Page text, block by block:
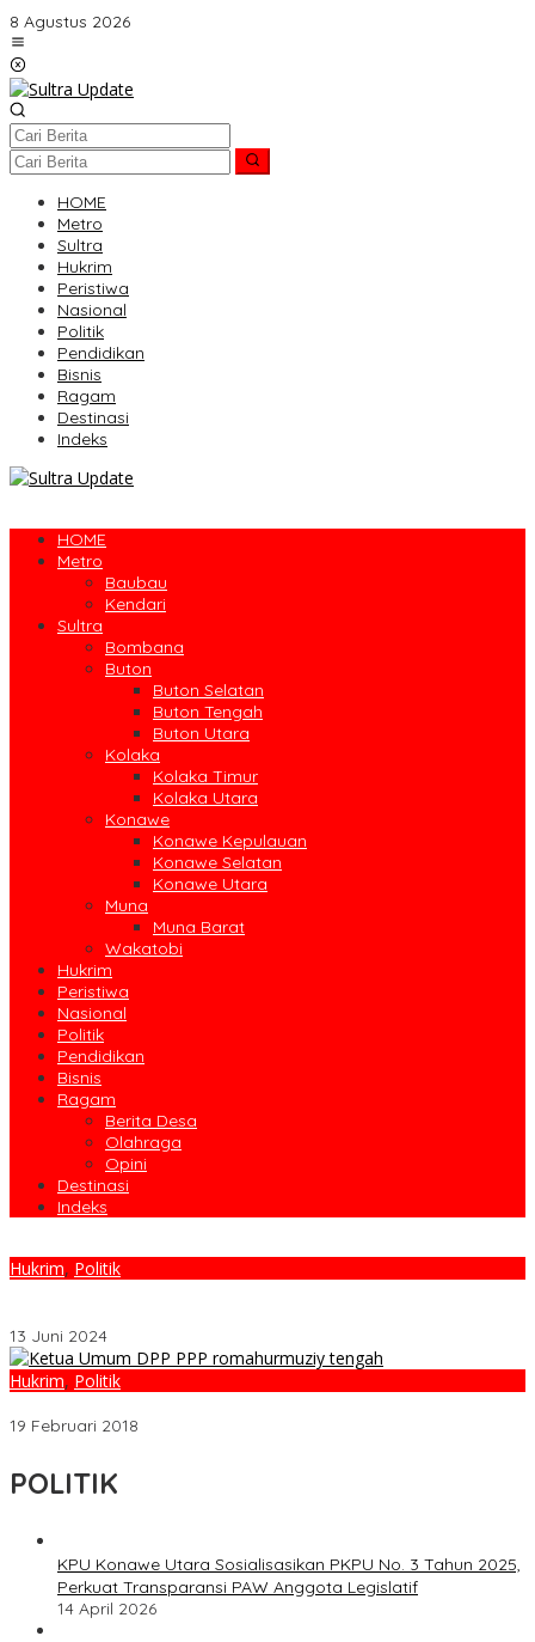
Lewati
ke
konten
8 Agustus 2026
HOME
Metro
Sultra
Hukrim
Peristiwa
Nasional
Politik
Pendidikan
Bisnis
Ragam
Destinasi
Indeks
HOME
Metro
Baubau
Kendari
Sultra
Bombana
Buton
Buton Selatan
Buton Tengah
Buton Utara
Kolaka
Kolaka Timur
Kolaka Utara
Konawe
Konawe Kepulauan
Konawe Selatan
Konawe Utara
Muna
Muna Barat
Wakatobi
Hukrim
Peristiwa
Nasional
Politik
Pendidikan
Bisnis
Ragam
Berita Desa
Olahraga
Opini
Destinasi
Indeks
Hukrim, Politik
13 Juni 2024
Hukrim, Politik
19 Februari 2018
POLITIK
KPU Konawe Utara Sosialisasikan PKPU No. 3 Tahun 2025,
Perkuat Transparansi PAW Anggota Legislatif
14 April 2026